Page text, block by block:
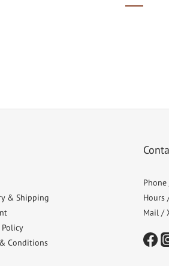
& Shipping
Policy
Conditions
Phone
Hours
Mail /